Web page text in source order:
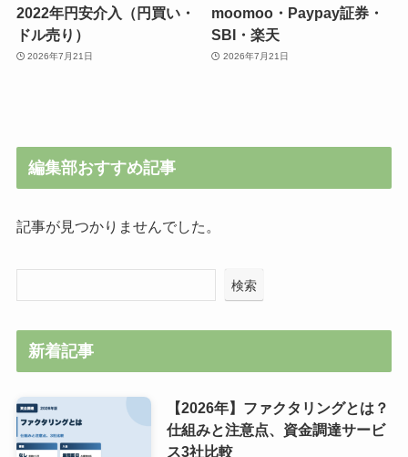
2022年円安介入（円買い・
ドル売り）
2026年7月21日
moomoo・Paypay証券・
SBI・楽天
2026年7月21日
編集部おすすめ記事
記事が見つかりませんでした。
検索
新着記事
【2026年】ファクタリングとは？
仕組みと注意点、資金調達サービ
ス3社比較